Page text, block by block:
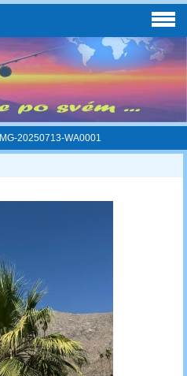
IMG-20250713-WA0001